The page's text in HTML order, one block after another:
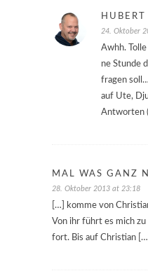
HUBERT
24. Oktober
Awhh.
ne Stunde
fragen
auf Ute,
Antworten
MAL WAS GANZ
28. Oktober 2013 at 23:18
[…] komme von
Von ihr führt es mich
fort. Bis auf Christian […]